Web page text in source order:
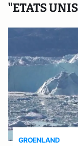
"ETATS
GROENLAND